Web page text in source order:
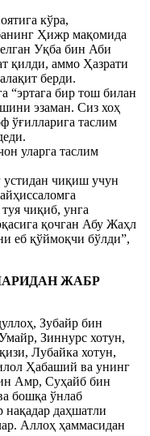
кўра,
Ҳижр мақомида
Уқба бин Аби
қилди, аммо Ҳазрати
берди.
“эртага бир тош билан
эзаман. Сиз хоҳ
ўғилларига таслим
уларга таслим
устидан чиқиш учун
чиқиб, унга
қочган Абу Жаҳл
еб қўймоқчи бўлди”,
ЖАБР
Зубайр бин
Зиннурс хотун,
Лубайка хотун,
Ҳабаший ва унинг
Амр, Суҳайб бин
бошқа ўнлаб
нақадар даҳшатли
Аллоҳ ҳаммасидан